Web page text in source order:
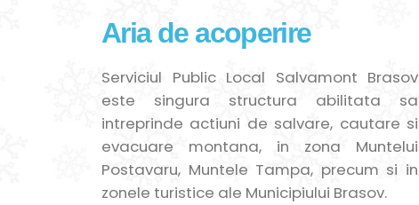
Aria de acoperire
Serviciul Public Local Salvamont Brasov
este singura structura abilitata sa
intreprinde actiuni de salvare, cautare si
evacuare montana, in zona Muntelui
Postavaru, Muntele Tampa, precum si in
zonele turistice ale Municipiului Brasov.